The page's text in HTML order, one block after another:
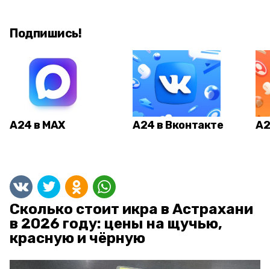
Подпишись!
А24 в MAX А24 в Вконтакте
Сколько стоит икра в Астрахани
в 2026 году: цены на щучью,
красную и чёрную